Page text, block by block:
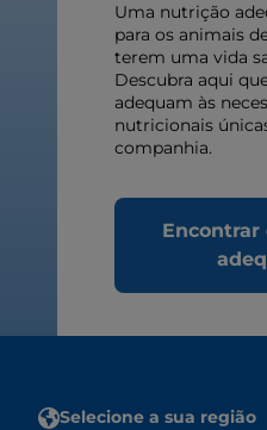
Uma nutrição
para os animais
terem uma vida
Descubra aqui
adequam às
nutricionais
companhia.
Selecione a sua região